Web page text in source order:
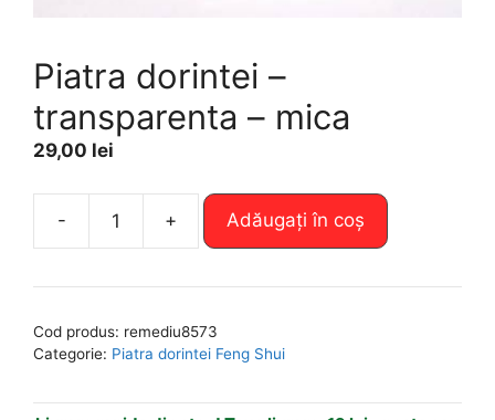
Piatra dorintei –
transparenta – mica
29,00 lei
-
Cantitate
dorintei
transparenta
mica
+ Adăugați în coș
e
n
t
Cod produs: remediu8573
Categorie: Piatra dorintei Feng Shui